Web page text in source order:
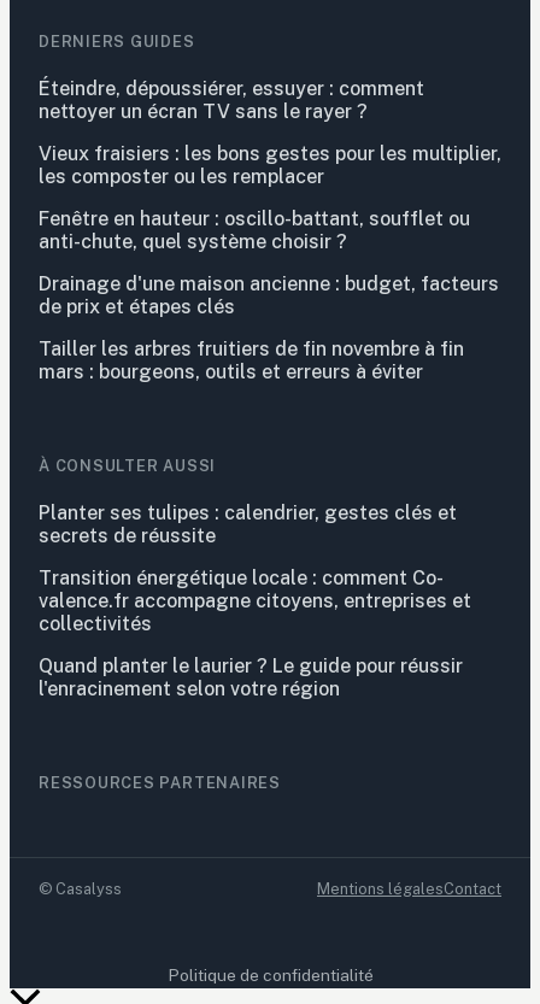
DERNIERS GUIDES
Éteindre, dépoussiérer, essuyer : comment
nettoyer un écran TV sans le rayer ?
Vieux fraisiers : les bons gestes pour les multiplier,
les composter ou les remplacer
Fenêtre en hauteur : oscillo-battant, soufflet ou
anti-chute, quel système choisir ?
Drainage d'une maison ancienne : budget, facteurs
de prix et étapes clés
Tailler les arbres fruitiers de fin novembre à fin
mars : bourgeons, outils et erreurs à éviter
À CONSULTER AUSSI
Planter ses tulipes : calendrier, gestes clés et
secrets de réussite
Transition énergétique locale : comment Co-
valence.fr accompagne citoyens, entreprises et
collectivités
Quand planter le laurier ? Le guide pour réussir
l'enracinement selon votre région
RESSOURCES PARTENAIRES
© Casalyss Mentions légalesContact
Politique de confidentialité